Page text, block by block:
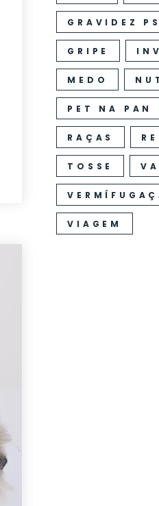
GRAVIDEZ
GRIPE
MEDO
PET NA PAN
RAÇAS
TOSSE
VIAGEM